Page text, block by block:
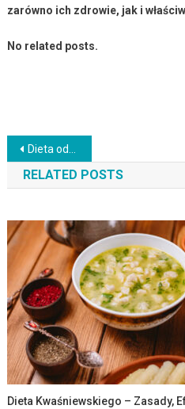
zarówno ich zdrowie, jak i
No related posts.
Nawigacja
wpisu
Dieta odkwaszająca organizm – co to jest i jak ją stosować?
RELATED POSTS
Dieta Kwaśniewskiego – Zasady,